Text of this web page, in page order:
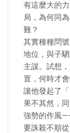
有這麼大的
局，為何同
難？
其實種種問
地位，與子
主謀。試想
置，何時才
讓他發起了「
果不其然，
強勢的作風
要誅殺不順